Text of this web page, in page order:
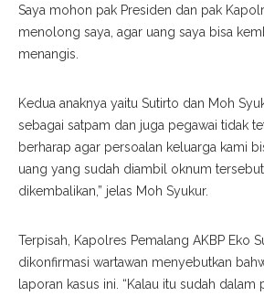
Saya mohon pak Presiden dan pak
menolong saya, agar uang saya bisa
menangis.
Kedua anaknya yaitu Sutirto dan Moh
sebagai satpam dan juga pegawai tidak
berharap agar persoalan keluarga kami
uang yang sudah diambil oknum
dikembalikan,” jelas Moh Syukur.
Terpisah, Kapolres Pemalang AKBP Eko
dikonfirmasi wartawan menyebutkan
laporan kasus ini. “Kalau itu sudah dalam